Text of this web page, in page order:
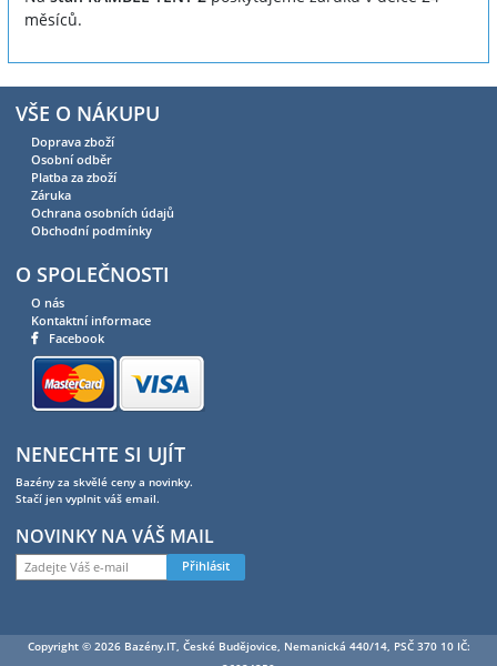
měsíců.
VŠE O NÁKUPU
Doprava zboží
Osobní odběr
Platba za zboží
Záruka
Ochrana osobních údajů
Obchodní podmínky
O SPOLEČNOSTI
O nás
Kontaktní informace
Facebook
NENECHTE SI UJÍT
Bazény za skvělé ceny a novinky.
Stačí jen vyplnit váš email.
NOVINKY NA VÁŠ MAIL
Přihlásit
Copyright © 2026 Bazény.IT, České Budějovice, Nemanická 440/14, PSČ 370 10 IČ: